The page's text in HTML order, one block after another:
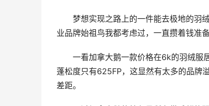
梦想实现之路上的一件能去极地的羽
业品牌始祖鸟我都考虑过，一直攒着钱准
一看加拿大鹅一款价格在6k的羽绒
蓬松度只有625FP，这显然有太多的品牌
差距。